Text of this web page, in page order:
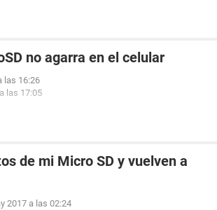
no agarra en el celular
las 16:26
las 17:05
de mi Micro SD y vuelven a
2017 a las 02:24